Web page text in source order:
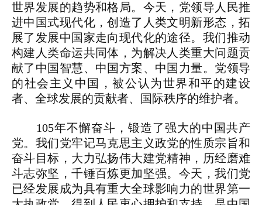
世界发展的趋势和格局。今天，党领导人民推
进中国式现代化，创造了人类文明新形态，拓
展了发展中国家走向现代化的途径。我们推动
构建人类命运共同体，为解决人类重大问题贡
献了中国智慧、中国方案、中国力量。党领导
的社会主义中国，被公认为世界和平的建设
者、全球发展的贡献者、国际秩序的维护者。
105年不懈奋斗，锻造了强大的中国共产
党。我们党牢记马克思主义政党的性质宗旨和
奋斗目标，大力弘扬伟大建党精神，历经磨难
斗志弥坚，千锤百炼更加坚强。今天，我们党
已经发展成为具有重大全球影响力的世界第一